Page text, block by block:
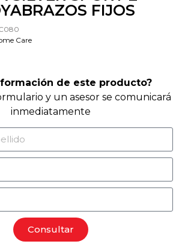
FIJOS
Care
de este producto?
y un asesor se comunicará
inmediatamente
Consultar